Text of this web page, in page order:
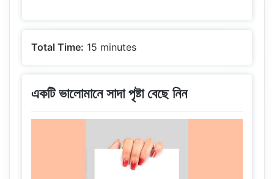
Total Time: 15 minutes
একটি ভালোমানে সাদা পৃষ্টা বেছে নিন